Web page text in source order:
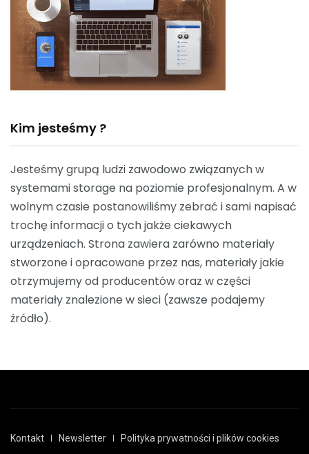
Kim jesteśmy ?
Jesteśmy grupą ludzi zawodowo związanych w
systemami storage na poziomie profesjonalnym. A w
wolnym czasie postanowiliśmy zebrać i sami napisać
trochę informacji o tych jakże ciekawych
urządzeniach. Strona zawiera zarówno materiały
stworzone i opracowane przez nas, materiały jakie
otrzymujemy od producentów oraz w części
materiały znalezione w sieci (zawsze podajemy
źródło).
Kontakt Newsletter
Polityka prywatności i plików cookies